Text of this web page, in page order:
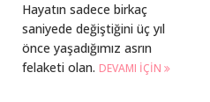
Hayatın sadece birkaç
saniyede değiştiğini üç yıl
önce yaşadığımız asrın
felaketi olan. DEVAMI IÇIN